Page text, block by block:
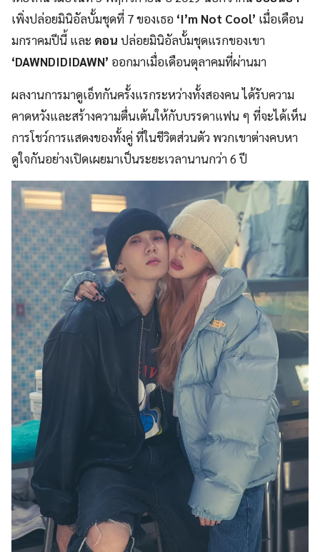
เพิ่งปล่อยมินิอัลบั้มชุดที่ 7 ของเธอ ‘I’m Not Cool’ เมื่อเดือน
มกราคมปีนี้ และ ดอน ปล่อยมินิอัลบั้มชุดแรกของเขา
‘DAWNDIDIDAWN’ ออกมาเมื่อเดือนตุลาคมที่ผ่านมา
ผลงานการมาดูเอ็ทกันครั้งแรกระหว่างทั้งสองคน ได้รับความ
คาดหวังและสร้างความตื่นเต้นให้กับบรรดาแฟน ๆ ที่จะได้เห็น
การโชว์การแสดงของทั้งคู่ ที่ในชีวิตส่วนตัว พวกเขาต่างคบหา
ดูใจกันอย่างเปิดเผยมาเป็นระยะเวลานานกว่า 6 ปี